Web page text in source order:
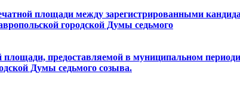
площади между зарегистрированными
городской Думы седьмого
предоставляемой в муниципальном
Думы седьмого созыва.